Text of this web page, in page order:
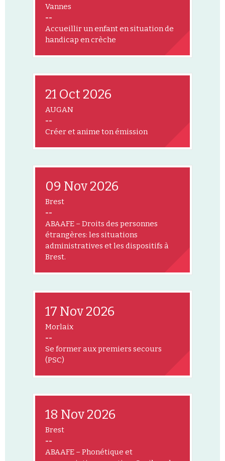
Vannes
--
Accueillir un enfant en situation de
handicap en crèche
21 Oct 2026
AUGAN
--
Créer et anime ton émission
09 Nov 2026
Brest
--
ABAAFE – Droits des personnes
étrangères: les situations
administratives et les dispositifs à
Brest.
17 Nov 2026
Morlaix
--
Se former aux premiers secours
(PSC)
18 Nov 2026
Brest
--
ABAAFE – Phonétique et